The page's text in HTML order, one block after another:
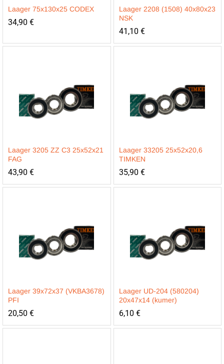
Laager 75x130x25 CODEX
34,90 €
Laager 2208 (1508) 40x80x23
NSK
41,10 €
Laager 3205 ZZ C3 25x52x21
FAG
43,90 €
Laager 33205 25x52x20,6
TIMKEN
35,90 €
Laager 39x72x37 (VKBA3678)
PFI
20,50 €
Laager UD-204 (580204)
20x47x14 (kumer)
6,10 €